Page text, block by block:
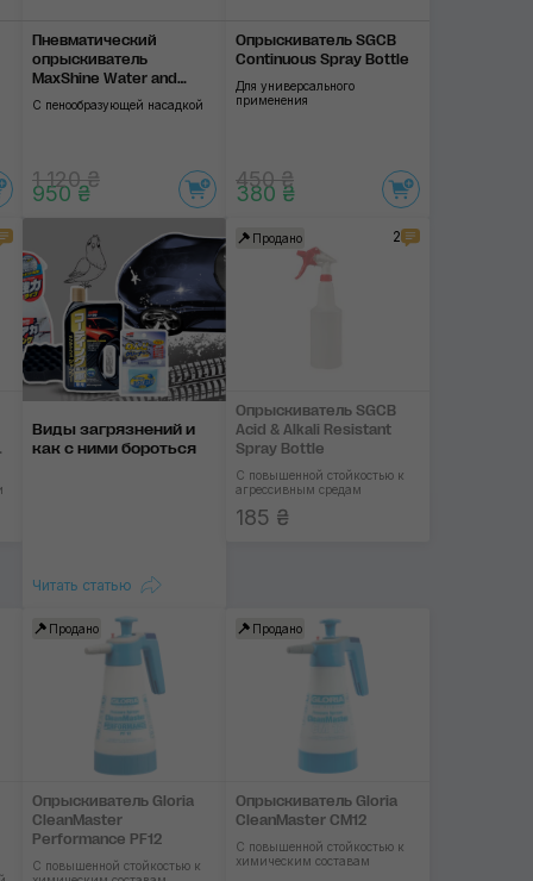
Пневматический
опрыскиватель
MaxShine Water and
Foam Pump Sprayer
С пенообразующей насадкой
1 120 ₴
950 ₴
Опрыскиватель SGCB
Continuous Spray Bottle
Для универсального
применения
450 ₴
380 ₴
Виды загрязнений и
как с ними бороться
Читать статью
Продано 2
Опрыскиватель SGCB
Acid & Alkali Resistant
Spray Bottle
С повышенной стойкостью к
агрессивным средам
185 ₴
Продано
Опрыскиватель Gloria
CleanMaster
Performance PF12
С повышенной стойкостью к
Продано
Опрыскиватель Gloria
CleanMaster CM12
С повышенной стойкостью к
химическим составам